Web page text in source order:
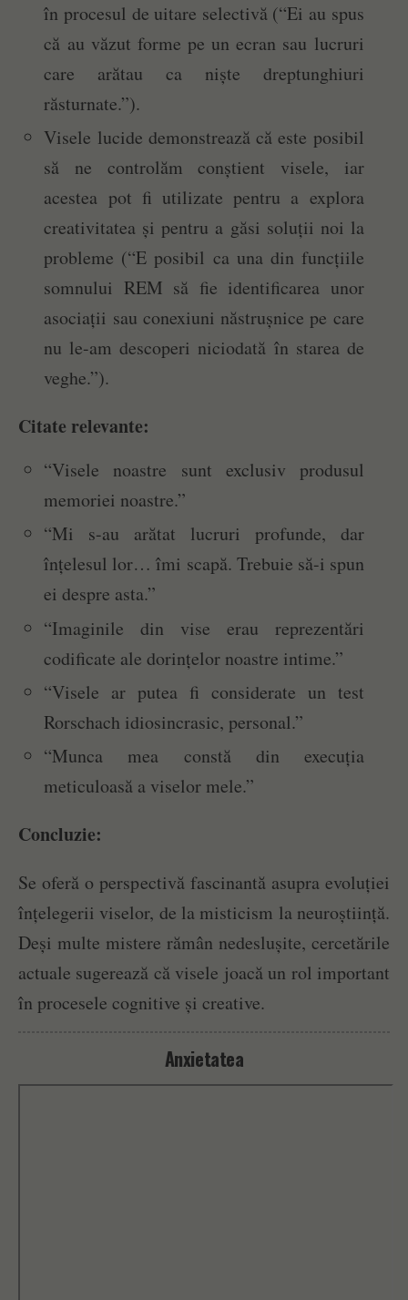
în procesul de uitare selectivă (“Ei au spus
că au văzut forme pe un ecran sau lucruri
care arătau ca niște dreptunghiuri
răsturnate.”).
Visele lucide demonstrează că este posibil
să ne controlăm conștient visele, iar
acestea pot fi utilizate pentru a explora
creativitatea și pentru a găsi soluții noi la
probleme (“E posibil ca una din funcțiile
somnului REM să fie identificarea unor
asociații sau conexiuni năstrușnice pe care
nu le-am descoperi niciodată în starea de
veghe.”).
Citate relevante:
“Visele noastre sunt exclusiv produsul
memoriei noastre.”
“Mi s-au arătat lucruri profunde, dar
înțelesul lor… îmi scapă. Trebuie să-i spun
ei despre asta.”
“Imaginile din vise erau reprezentări
codificate ale dorințelor noastre intime.”
“Visele ar putea fi considerate un test
Rorschach idiosincrasic, personal.”
“Munca mea constă din execuția
meticuloasă a viselor mele.”
Concluzie:
Se oferă o perspectivă fascinantă asupra evoluției
înțelegerii viselor, de la misticism la neuroștiință.
Deși multe mistere rămân nedeslușite, cercetările
actuale sugerează că visele joacă un rol important
în procesele cognitive și creative.
Anxietatea